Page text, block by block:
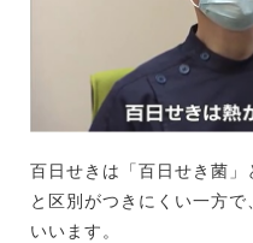
百日せきは「百日せき菌
と区別がつきにくい一方
いいます。